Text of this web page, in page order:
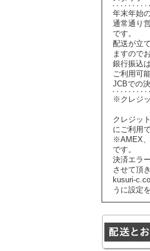
年末年始
通常通り
です。
配送が立
ますので
銀行振込
ご利用可
JCBでの
※クレジ
クレジッ
にご利用
※AMEX
です。
決済エラ
させて頂
kusuri-
うに設定